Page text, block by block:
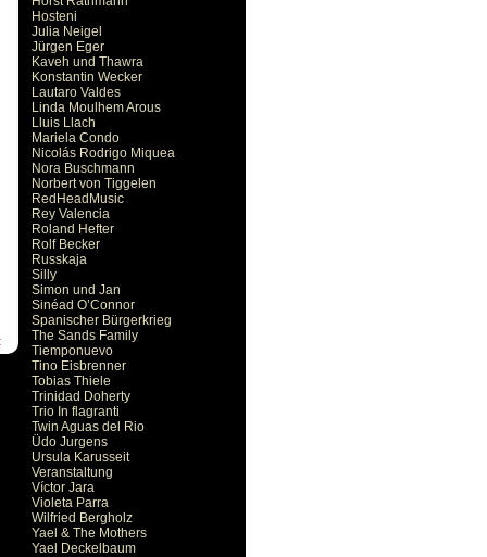
Hosteni
Julia Neigel
Jürgen Eger
Kaveh und Thawra
Konstantin Wecker
Lautaro Valdes
Linda Moulhem Arous
Lluis Llach
Mariela Condo
Nicolás Rodrigo Miquea
Nora Buschmann
Norbert von Tiggelen
RedHeadMusic
Rey Valencia
Roland Hefter
Rolf Becker
Russkaja
Silly
Simon und Jan
Sinéad O’Connor
Spanischer Bürgerkrieg
The Sands Family
Tiemponuevo
Tino Eisbrenner
Tobias Thiele
Trinidad Doherty
Trio In flagranti
Twin Aguas del Rio
Üdo Jurgens
Ursula Karusseit
Veranstaltung
Víctor Jara
Violeta Parra
Wilfried Bergholz
Yael & The Mothers
Yael Deckelbaum